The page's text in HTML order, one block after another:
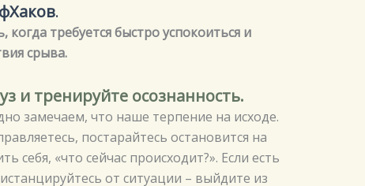
.
требуется быстро успокоиться и
срыва.
и тренируйте осознанность.
замечаем, что наше терпение на исходе.
постарайтесь остановится на
себя, «что сейчас происходит?». Если есть
от ситуации – выйдите из